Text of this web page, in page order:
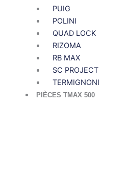
PUIG
POLINI
QUAD LOCK
RIZOMA
RB MAX
SC PROJECT
TERMIGNONI
PIÈCES TMAX 500